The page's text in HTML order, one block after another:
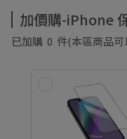
加價購-iPhone
已加購 0 件(本區商品